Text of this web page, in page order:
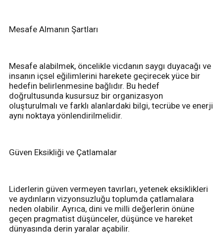
Mesafe Almanın Şartları
Mesafe alabilmek, öncelikle vicdanın saygı duyacağı ve
insanın içsel eğilimlerini harekete geçirecek yüce bir
hedefin belirlenmesine bağlıdır. Bu hedef
doğrultusunda kusursuz bir organizasyon
oluşturulmalı ve farklı alanlardaki bilgi, tecrübe ve enerji
aynı noktaya yönlendirilmelidir.
Güven Eksikliği ve Çatlamalar
Liderlerin güven vermeyen tavırları, yetenek eksiklikleri
ve aydınların vizyonsuzluğu toplumda çatlamalara
neden olabilir. Ayrıca, dini ve milli değerlerin önüne
geçen pragmatist düşünceler, düşünce ve hareket
dünyasında derin yaralar açabilir.